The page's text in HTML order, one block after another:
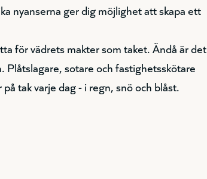
nyanserna ger dig möjlighet att skapa ett
för vädrets makter som taket. Ändå är det
Plåtslagare, sotare och fastighetsskötare
tak varje dag - i regn, snö och blåst.